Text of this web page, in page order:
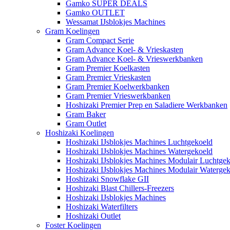
Gamko SUPER DEALS
Gamko OUTLET
Wessamat IJsblokjes Machines
Gram Koelingen
Gram Compact Serie
Gram Advance Koel- & Vrieskasten
Gram Advance Koel- & Vrieswerkbanken
Gram Premier Koelkasten
Gram Premier Vrieskasten
Gram Premier Koelwerkbanken
Gram Premier Vrieswerkbanken
Hoshizaki Premier Prep en Saladiere Werkbanken
Gram Baker
Gram Outlet
Hoshizaki Koelingen
Hoshizaki IJsblokjes Machines Luchtgekoeld
Hoshizaki IJsblokjes Machines Watergekoeld
Hoshizaki IJsblokjes Machines Modulair
Hoshizaki IJsblokjes Machines Modulair
Hoshizaki Snowflake GII
Hoshizaki Blast Chillers-Freezers
Hoshizaki IJsblokjes Machines
Hoshizaki Waterfilters
Hoshizaki Outlet
Foster Koelingen